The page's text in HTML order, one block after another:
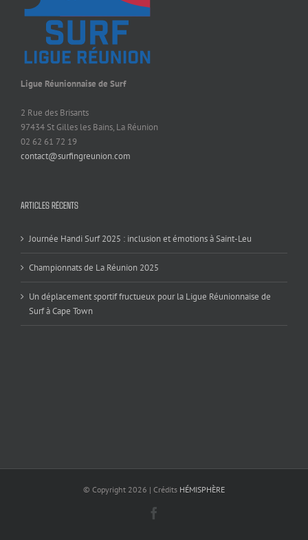
Ligue Réunionnaise de Surf
2 Rue des Brisants
97434 St Gilles les Bains, La Réunion
02 62 61 72 19
contact@surfingreunion.com
ARTICLES RÉCENTS
Journée Handi Surf 2025 : inclusion et émotions à Saint-Leu
Championnats de La Réunion 2025
Un déplacement sportif fructueux pour la Ligue Réunionnaise de
Surf à Cape Town
© Copyright 2026 | Crédits HÉMISPHÈRE